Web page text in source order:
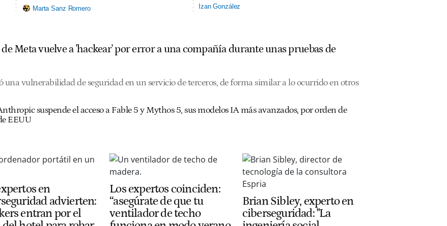
Marta Sanz Romero Izan González
Meta vuelve a 'hackear' por error a una compañía durante unas pruebas de
una vulnerabilidad de seguridad en un servicio de terceros, de forma similar a lo ocurrido en otros
suspende el acceso a Fable 5 y Mythos 5, sus modelos IA más avanzados, por orden de
EEUU
en
advierten:
entran por el
Los expertos coinciden:
“asegúrate de que tu
ventilador de techo
Brian Sibley, experto en
ciberseguridad: "La